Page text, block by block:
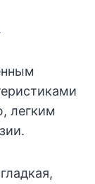
легким